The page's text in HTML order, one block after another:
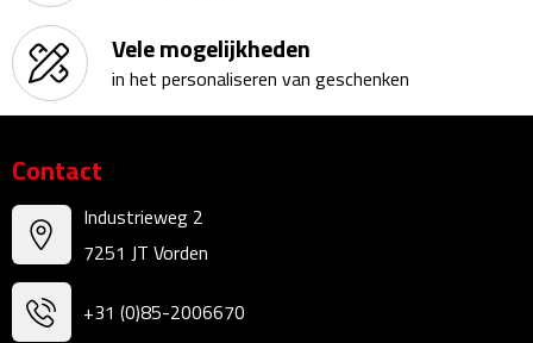
Banners
Barmatten
Stickers
Visitekaartjes
Vlaggen
Vele mogelijkheden
in het personaliseren van geschenken
Contact
Industrieweg 2
7251 JT Vorden
+31 (0)85-2006670